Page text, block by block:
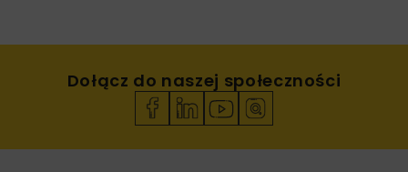
Dołącz do naszej społeczności